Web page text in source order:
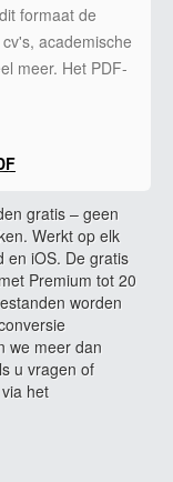
formaat de
academische
meer. Het PDF-
gratis – geen
Werkt op elk
en iOS. De gratis
Premium tot 20
worden
we meer dan
u vragen of
het